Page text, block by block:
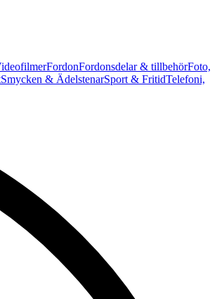
FordonFordonsdelar & tillbehörFoto,
Smycken & ÄdelstenarSport & FritidTelefoni,